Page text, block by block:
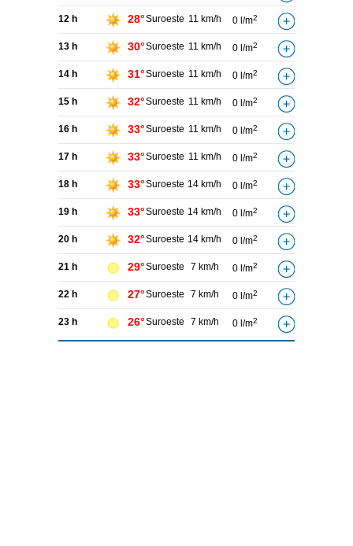
12 h 28°Suroeste 11 km/h 0 l/m2
13 h 30°Suroeste 11 km/h 0 l/m2
14 h 31°Suroeste 11 km/h 0 l/m2
15 h 32°Suroeste 11 km/h 0 l/m2
16 h 33°Suroeste 11 km/h 0 l/m2
17 h 33°Suroeste 11 km/h 0 l/m2
18 h 33°Suroeste 14 km/h 0 l/m2
19 h 33°Suroeste 14 km/h 0 l/m2
20 h 32°Suroeste 14 km/h 0 l/m2
21 h 29°Suroeste 7 km/h 0 l/m2
22 h 27°Suroeste 7 km/h 0 l/m2
23 h 26°Suroeste 7 km/h 0 l/m2